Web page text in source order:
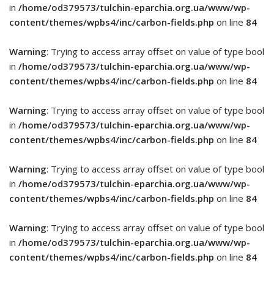
in /home/od379573/tulchin-eparchia.org.ua/www/wp-
content/themes/wpbs4/inc/carbon-fields.php on line 84
Warning: Trying to access array offset on value of type bool
in /home/od379573/tulchin-eparchia.org.ua/www/wp-
content/themes/wpbs4/inc/carbon-fields.php on line 84
Warning: Trying to access array offset on value of type bool
in /home/od379573/tulchin-eparchia.org.ua/www/wp-
content/themes/wpbs4/inc/carbon-fields.php on line 84
Warning: Trying to access array offset on value of type bool
in /home/od379573/tulchin-eparchia.org.ua/www/wp-
content/themes/wpbs4/inc/carbon-fields.php on line 84
Warning: Trying to access array offset on value of type bool
in /home/od379573/tulchin-eparchia.org.ua/www/wp-
content/themes/wpbs4/inc/carbon-fields.php on line 84